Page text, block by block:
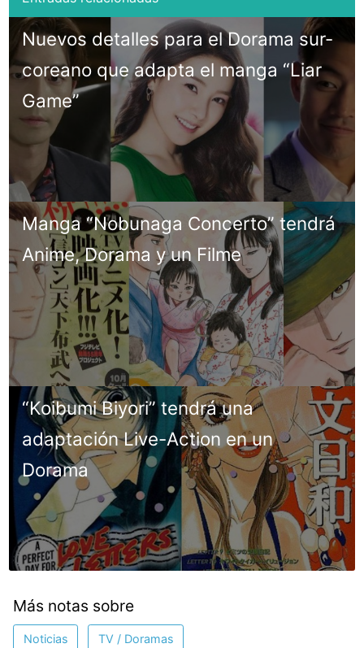
Nuevos detalles para el Dorama sur-
coreano que adapta el manga “Liar
Game”
Manga “Nobunaga Concerto” tendrá
Anime, Dorama y un Filme
“Koibumi Biyori” tendrá una
adaptación Live-Action en un
Dorama
Más notas sobre
Noticias TV / Doramas